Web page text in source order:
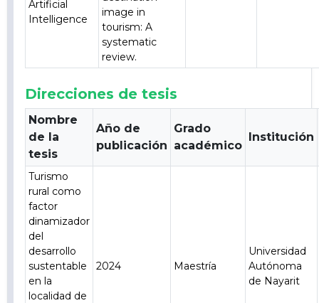
Artificial
Intelligence
image in
tourism: A
systematic
review.
Direcciones de tesis
Nombre
de la
tesis
Año de
publicación
Grado
académico
Institución
Turismo
rural como
factor
dinamizador
del
desarrollo
sustentable
en la
localidad de
2024 Maestría
Universidad
Autónoma
de Nayarit